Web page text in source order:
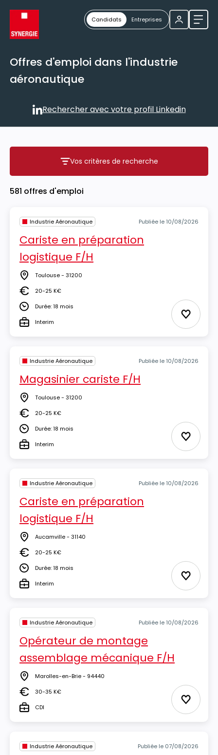
Candidats Entreprises
Offres d'emploi dans l'industrie
aéronautique
Rechercher avec votre
Rechercher avec votre profil Linkedin
Vos critères de recherche
Vos critères de recherche
581 offres d'emploi
Industrie Aéronautique Publiée le 10/08/2026
Cariste en préparation
logistique F/H
Lieu Toulouse - 31200
Salaire20-25 K€
DuréeDurée: 18 mois
TypeInterim Ajouter
Industrie Aéronautique Publiée le 10/08/2026
Magasinier cariste F/H
Lieu Toulouse - 31200
Salaire20-25 K€
DuréeDurée: 18 mois
TypeInterim Ajouter
Industrie Aéronautique Publiée le 10/08/2026
Cariste en préparation
logistique F/H
Lieu Aucamville - 31140
Salaire20-25 K€
DuréeDurée: 18 mois
TypeInterim Ajouter
Industrie Aéronautique Publiée le 10/08/2026
Opérateur de montage
assemblage mécanique F/H
Lieu Marolles-en-Brie - 94440
Salaire30-35 K€
TypeCDI Ajouter
Industrie Aéronautique Publiée le 07/08/2026